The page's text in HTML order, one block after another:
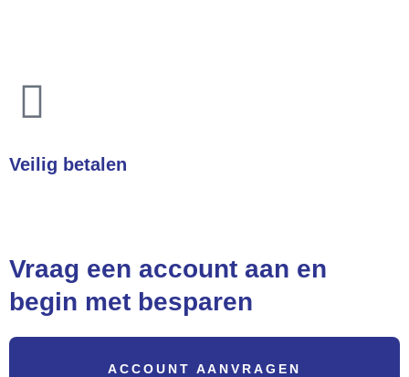
Veilig betalen
Vraag een account aan en
begin met besparen
ACCOUNT AANVRAGEN